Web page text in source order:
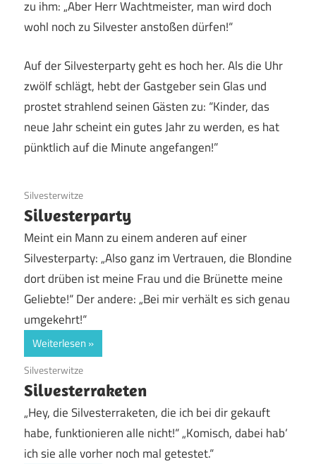
zu ihm: „Aber Herr Wachtmeister, man wird doch
wohl noch zu Silvester anstoßen dürfen!“
Auf der Silvesterparty geht es hoch her. Als die Uhr
zwölf schlägt, hebt der Gastgeber sein Glas und
prostet strahlend seinen Gästen zu: “Kinder, das
neue Jahr scheint ein gutes Jahr zu werden, es hat
pünktlich auf die Minute angefangen!”
9. April 2019
Silvesterwitze
Silvesterparty
Meint ein Mann zu einem anderen auf einer
Silvesterparty: „Also ganz im Vertrauen, die Blondine
dort drüben ist meine Frau und die Brünette meine
Geliebte!“ Der andere: „Bei mir verhält es sich genau
umgekehrt!“
Weiterlesen
9. April 2019
Silvesterwitze
Silvesterraketen
„Hey, die Silvesterraketen, die ich bei dir gekauft
habe, funktionieren alle nicht!“ „Komisch, dabei hab‘
ich sie alle vorher noch mal getestet.“